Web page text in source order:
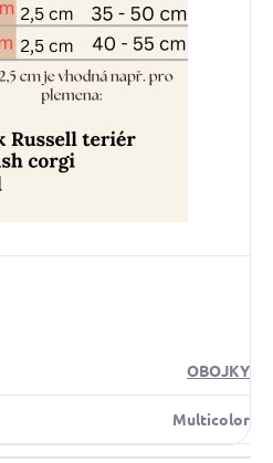
OBOJKY
Multicolor